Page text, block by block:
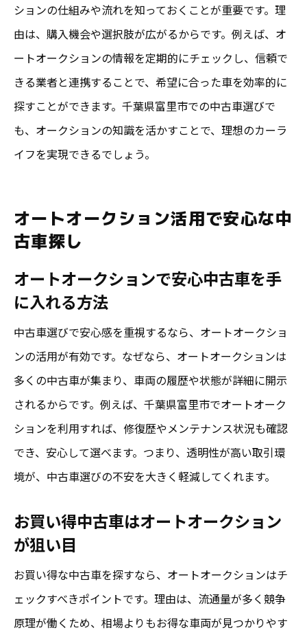
ションの仕組みや流れを知っておくことが重要です。理
由は、購入機会や選択肢が広がるからです。例えば、オ
ートオークションの情報を定期的にチェックし、信頼で
きる業者と連携することで、希望に合った車を効率的に
探すことができます。千葉県富里市での中古車選びで
も、オークションの知識を活かすことで、理想のカーラ
イフを実現できるでしょう。
オートオークション活用で安心な中
古車探し
オートオークションで安心中古車を手
に入れる方法
中古車選びで安心感を重視するなら、オートオークショ
ンの活用が有効です。なぜなら、オートオークションは
多くの中古車が集まり、車両の履歴や状態が詳細に開示
されるからです。例えば、千葉県富里市でオートオーク
ションを利用すれば、修復歴やメンテナンス状況も確認
でき、安心して選べます。つまり、透明性が高い取引環
境が、中古車選びの不安を大きく軽減してくれます。
お買い得中古車はオートオークション
が狙い目
お買い得な中古車を探すなら、オートオークションはチ
ェックすべきポイントです。理由は、流通量が多く競争
原理が働くため、相場よりもお得な車両が見つかりやす